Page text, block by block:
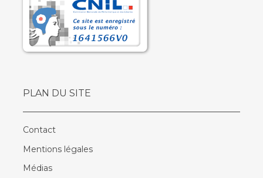
PLAN DU SITE
Contact
Mentions légales
Médias